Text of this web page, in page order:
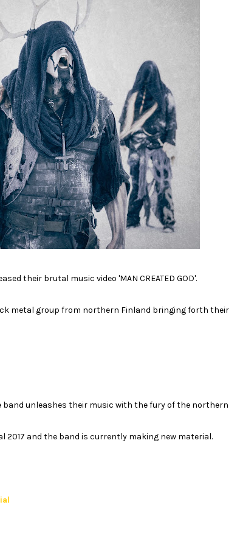
their brutal music video 'MAN CREATED GOD'.
metal group from northern Finland bringing forth their
unleashes their music with the fury of the northern
2017 and the band is currently making new material.